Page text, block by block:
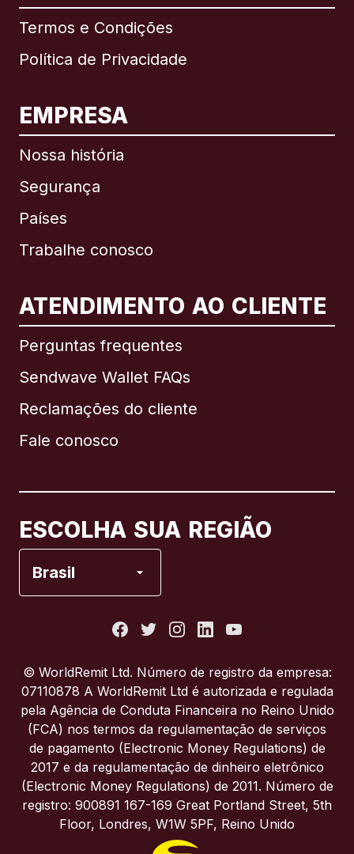
Termos e Condições
Política de Privacidade
EMPRESA
Nossa história
Segurança
Países
Trabalhe conosco
ATENDIMENTO AO CLIENTE
Perguntas frequentes
Sendwave Wallet FAQs
Reclamações do cliente
Fale conosco
ESCOLHA SUA REGIÃO
Brasil
Internacional English
Brasil
Itália
Portugal
Reino Unido
© WorldRemit Ltd. Número de registro da empresa:
07110878 A WorldRemit Ltd é autorizada e regulada
pela Agência de Conduta Financeira no Reino Unido
(FCA) nos termos da regulamentação de serviços
de pagamento (Electronic Money Regulations) de
2017 e da regulamentação de dinheiro eletrônico
(Electronic Money Regulations) de 2011. Número de
registro: 900891 167-169 Great Portland Street, 5th
Floor, Londres, W1W 5PF, Reino Unido